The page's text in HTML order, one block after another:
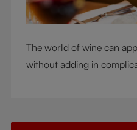
The world of wine can
without adding in